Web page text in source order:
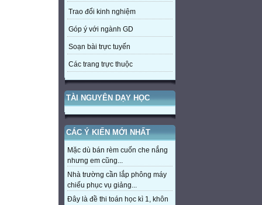
Trao đổi kinh nghiệm
Góp ý với ngành GD
Soạn bài trực tuyến
Các trang trực thuộc
TÀI NGUYÊN DẠY HỌC
CÁC Ý KIẾN MỚI NHẤT
Mặc dù bán rèm cuốn che nắng
nhưng em cũng...
Nhà trường cần lắp phông máy
chiếu phục vụ giảng...
Đây là đề thi toán học kì 1, khôn